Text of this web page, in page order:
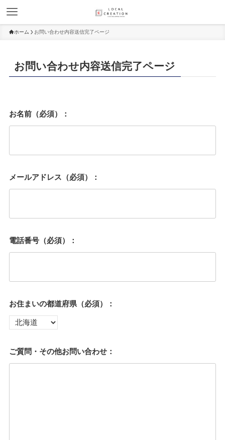
ホーム お問い合わせ内容送信完了ページ
お問い合わせ内容送信完了ページ
お名前（必須）：
メールアドレス（必須）：
電話番号（必須）：
お住まいの都道府県（必須）：
ご質問・その他お問い合わせ：